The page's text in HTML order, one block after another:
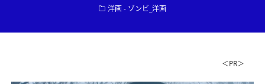
洋画 - ゾンビ_洋画
＜PR＞